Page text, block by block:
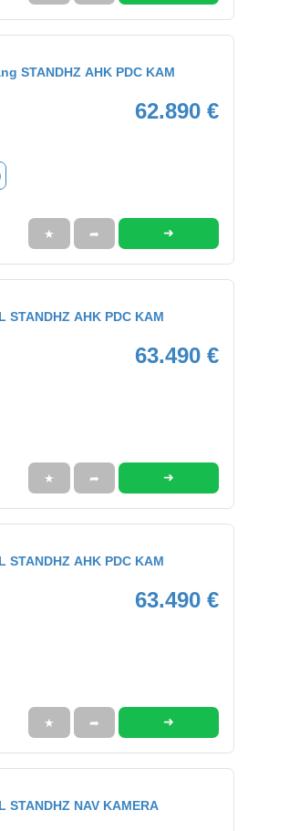
STANDHZ AHK PDC KAM
62.890 €
★ ➦ ➜
STANDHZ AHK PDC KAM
63.490 €
★ ➦ ➜
STANDHZ AHK PDC KAM
63.490 €
★ ➦ ➜
STANDHZ NAV KAMERA